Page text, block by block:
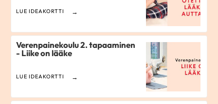
LUE IDEAKORTTI
Verenpainekoulu 2. tapaaminen
- Liike on lääke
LUE IDEAKORTTI